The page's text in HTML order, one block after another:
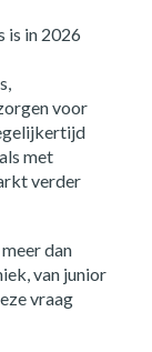
is in 2026
voor
met
verder
dan
van junior
vraag